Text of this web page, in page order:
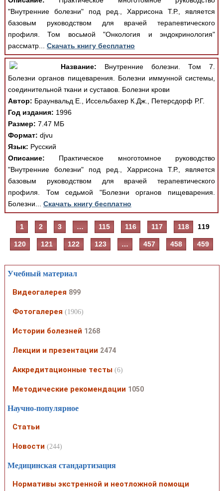
"Внутренние болезни" под ред., Харрисона Т.Р., является
базовым руководством для врачей терапевтического
профиля. Том восьмой "Онкология и эндокринология"
рассматр... Скачать книгу бесплатно
Название: Внутренние болезни. Том 7.
Болезни органов пищеварения. Болезни иммунной системы,
соединительной ткани и суставов. Болезни крови
Автор: Браунвальд Е., Иссельбахер К.Дж., Петерсдорф Р.Г.
Год издания: 1996
Размер: 7.47 МБ
Формат: djvu
Язык: Русский
Описание: Практическое многотомное руководство
"Внутренние болезни" под ред., Харрисона Т.Р., является
базовым руководством для врачей терапевтического
профиля. Том седьмой "Болезни органов пищеварения.
Болезни... Скачать книгу бесплатно
1 2 3 … 115 116 117 118 119
120 121 122 123 … 457 458 459
Учебный материал
Видеогалерея 899
Фотогалерея (1906)
Истории болезней 1268
Лекции и презентации 2474
Аккредитационные тесты (6)
Методические рекомендации 1050
Научно-популярное
Статьи
Новости (244)
Медицинская стандартизация
Нормативы экстренной и неотложной помощи